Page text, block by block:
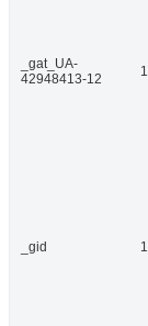
_gat_UA-
42948413-12
_gid